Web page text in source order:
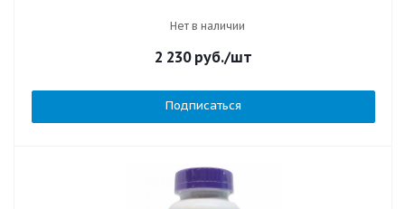
Нет в наличии
2 230руб./шт
Подписаться